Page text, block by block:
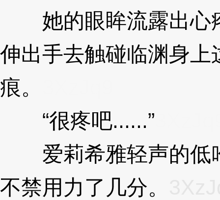
她的眼眸流露出心
伸出手去触碰临渊身上
痕。
“很疼吧......”
爱莉希雅轻声的低
不禁用力了几分。